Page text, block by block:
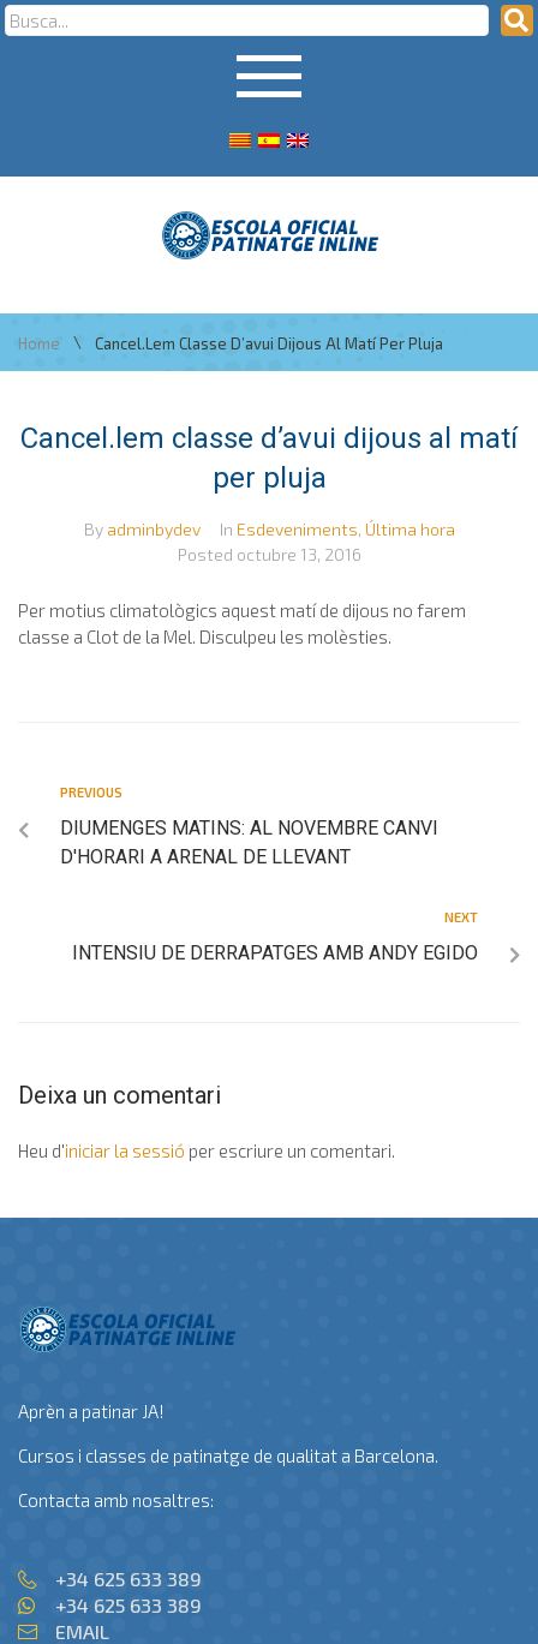
Home \ Cancel.lem Classe D’avui Dijous Al Matí Per Pluja
Cancel.lem classe d’avui dijous al matí
per pluja
By adminbydev In Esdeveniments, Última hora
Posted octubre 13, 2016
Per motius climatològics aquest matí de dijous no farem
classe a Clot de la Mel. Disculpeu les molèsties.
PREVIOUS
DIUMENGES MATINS: AL NOVEMBRE CANVI
D'HORARI A ARENAL DE LLEVANT
NEXT
INTENSIU DE DERRAPATGES AMB ANDY EGIDO
Deixa un comentari
Heu d'iniciar la sessió per escriure un comentari.
Aprèn a patinar JA!
Cursos i classes de patinatge de qualitat a Barcelona.
Contacta amb nosaltres:
+34 625 633 389
+34 625 633 389
EMAIL